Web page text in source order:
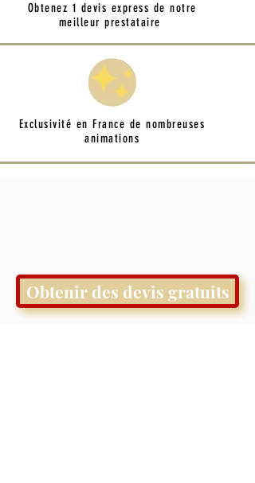
Obtenez 1 devis express de notre
meilleur prestataire
Exclusivité en France de nombreuses
animations
Obtenir des devis gratuits